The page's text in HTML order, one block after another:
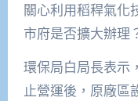
關心利用稻稈氣化
市府是否擴大辦理
環保局白局長表示
止營運後，原廠區